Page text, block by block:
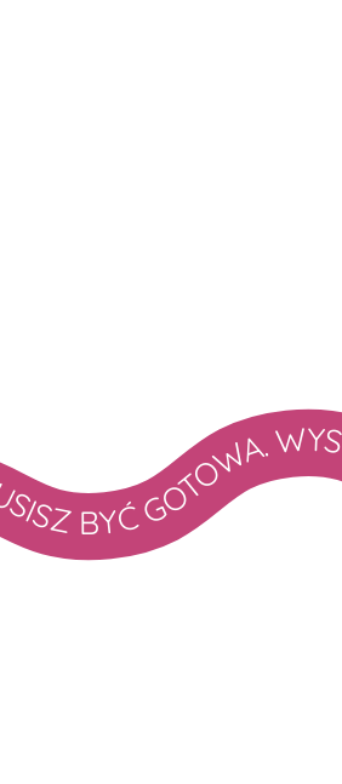
NIE MUSISZ BYĆ GOTOWA. WYSTARCZY, ŻE CHCESZ ZACZĄĆ. NIE